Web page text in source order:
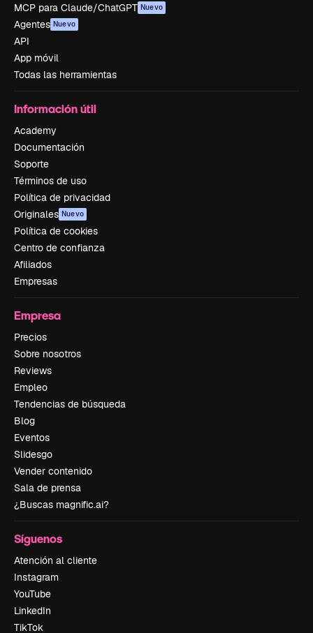
MCP para Claude/ChatGPT Nuevo
Agentes Nuevo
API
App móvil
Todas las herramientas
Información útil
Academy
Documentación
Soporte
Términos de uso
Política de privacidad
Originales Nuevo
Política de cookies
Centro de confianza
Afiliados
Empresas
Empresa
Precios
Sobre nosotros
Reviews
Empleo
Tendencias de búsqueda
Blog
Eventos
Slidesgo
Vender contenido
Sala de prensa
¿Buscas magnific.ai?
Síguenos
Atención al cliente
Instagram
YouTube
LinkedIn
TikTok